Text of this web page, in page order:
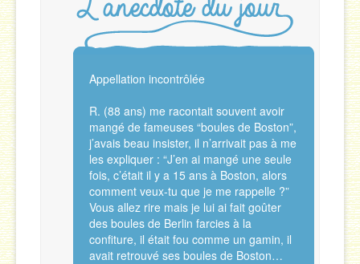
Appellation incontrôlée
R. (88 ans) me racontait souvent avoir
mangé de fameuses “boules de Boston”,
j’avais beau insister, il n’arrivait pas à me
les expliquer : “J’en ai mangé une seule
fois, c’était il y a 15 ans à Boston, alors
comment veux-tu que je me rappelle ?”
Vous allez rire mais je lui ai fait goûter
des boules de Berlin farcies à la
confiture, il était fou comme un gamin, il
avait retrouvé ses boules de Boston…